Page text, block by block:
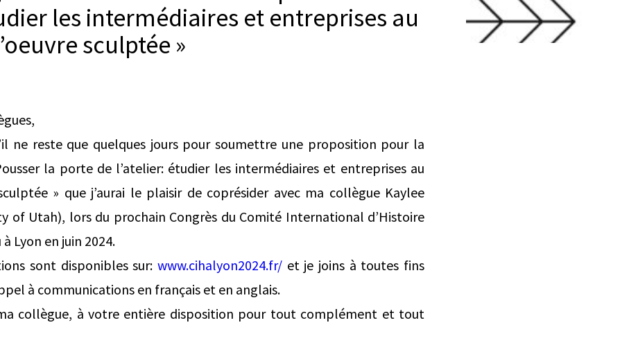
les intermédiaires et entreprises au
sculptée »
ne reste que quelques jours pour soumettre une proposition pour la
la porte de l’atelier: étudier les intermédiaires et entreprises au
» que j’aurai le plaisir de coprésider avec ma collègue Kaylee
of Utah), lors du prochain Congrès du Comité International d’Histoire
Lyon en juin 2024.
sont disponibles sur: www.cihalyon2024.fr/ et je joins à toutes fins
à communications en français et en anglais.
collègue, à votre entière disposition pour tout complément et tout